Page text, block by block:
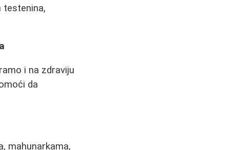
testenina,
i na zdraviju
da
mahunarkama,